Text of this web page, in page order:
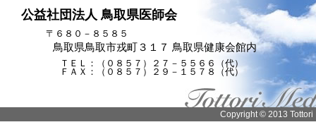
公益社団法人 鳥取県医師会
〒６８０－８５８５
鳥取県鳥取市戎町３１７ 鳥取県健康会館内
ＴＥＬ：（０８５７）２７－５５６６（代）
ＦＡＸ：（０８５７）２９－１５７８（代）
Copyright © 2013 Tottori